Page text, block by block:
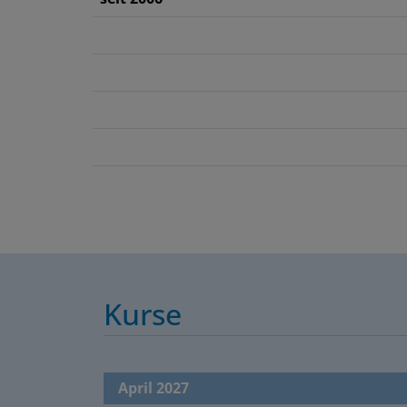
Kurse
April 2027